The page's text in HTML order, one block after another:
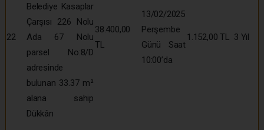
22
Belediye Kasaplar
Çarşısı 226 Nolu
Ada 67 Nolu
parsel No:8/D
adresinde
bulunan 33.37 m²
alana sahip
Dükkân
38.400,00
TL
13/02/2025
Perşembe
Günü Saat
10:00’da
1.152,00 TL 3 Yıl